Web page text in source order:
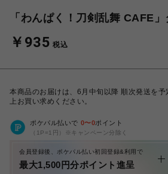
「わんぱく！刀剣乱舞 CAFE
￥935 税込
本商品のお届けは、6月中旬以降 順次発送を
上お買い求めください。
ポケパル払いで 0〜0ポイント
（1P=1円）※キャンペーン分除く
会員登録後、ポケパル払い初回登録&利用で
最大1,500円分ポイント進呈